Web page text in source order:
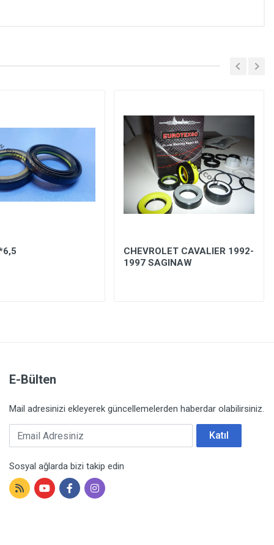
CHEVROLET CAVALIER 1992-
1997 SAGINAW
E-Bülten
Mail adresinizi ekleyerek güncellemelerden haberdar olabilirsiniz.
Email Adresiniz Katıl
Sosyal ağlarda bizi takip edin